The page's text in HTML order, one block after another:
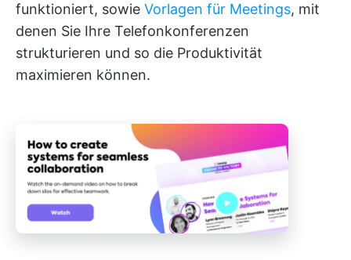
funktioniert, sowie Vorlagen für Meetings, mit
denen Sie Ihre Telefonkonferenzen
strukturieren und so die Produktivität
maximieren können.